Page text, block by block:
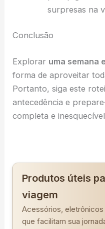
surpresas na
Conclusão
Explorar uma semana
forma de aproveitar
Portanto, siga este
antecedência e
completa e
Produtos úteis
viagem
Acessórios, eletrônicos
que facilitam sua